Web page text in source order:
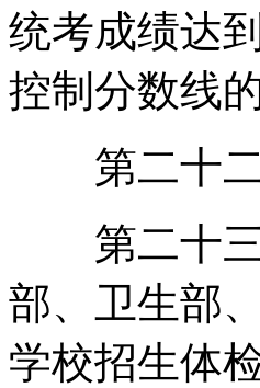
统考成绩达
控制分数线
第二十二
第二十三
部、卫生部
学校招生体